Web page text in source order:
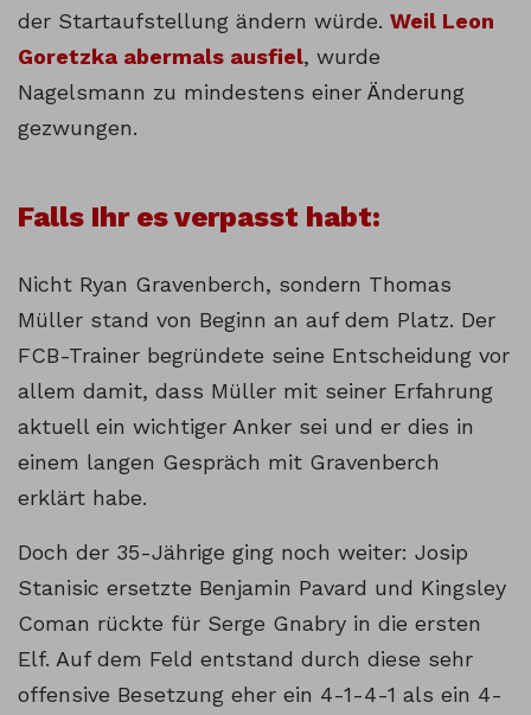
der Startaufstellung ändern würde. Weil Leon
Goretzka abermals ausfiel, wurde
Nagelsmann zu mindestens einer Änderung
gezwungen.
Falls Ihr es verpasst habt:
Nicht Ryan Gravenberch, sondern Thomas
Müller stand von Beginn an auf dem Platz. Der
FCB-Trainer begründete seine Entscheidung vor
allem damit, dass Müller mit seiner Erfahrung
aktuell ein wichtiger Anker sei und er dies in
einem langen Gespräch mit Gravenberch
erklärt habe.
Doch der 35-Jährige ging noch weiter: Josip
Stanisic ersetzte Benjamin Pavard und Kingsley
Coman rückte für Serge Gnabry in die ersten
Elf. Auf dem Feld entstand durch diese sehr
offensive Besetzung eher ein 4-1-4-1 als ein 4-